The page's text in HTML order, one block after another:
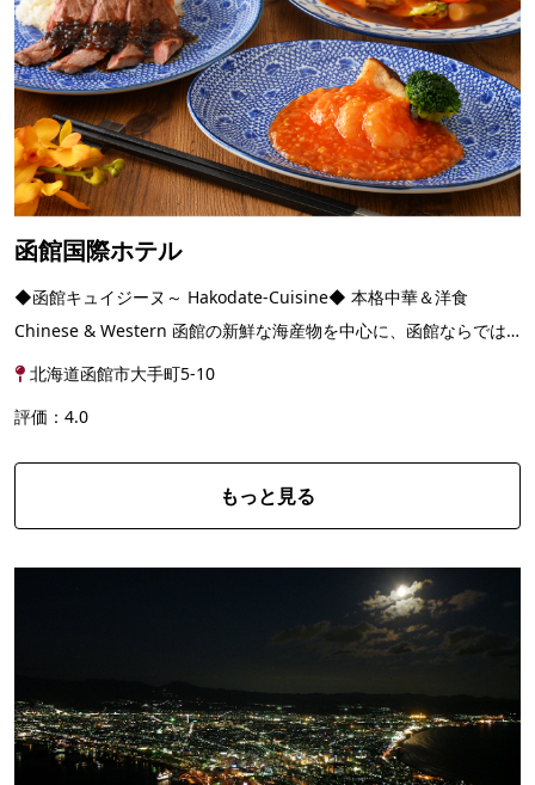
函館国際ホテル
◆函館キュイジーヌ～ Hakodate-Cuisine◆ 本格中華＆洋食
Chinese & Western 函館の新鮮な海産物を中心に、函館ならでは
の素材が奏でる本格四川中華と 昔ながらの洋食とフレンチ...
北海道函館市大手町5-10
評価：4.0
もっと見る